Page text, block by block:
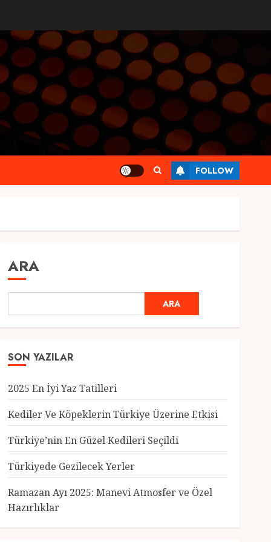
FOLLOW
ARA
ARA
SON YAZILAR
2025 En İyi Yaz Tatilleri
Kediler Ve Köpeklerin Türkiye Üzerine Etkisi
Türkiye’nin En Güzel Kedileri Seçildi
Türkiyede Gezilecek Yerler
Ramazan Ayı 2025: Manevi Atmosfer ve Özel
Hazırlıklar
3
Genel
Türkiye’nin En Güzel
Kedileri Seçildi